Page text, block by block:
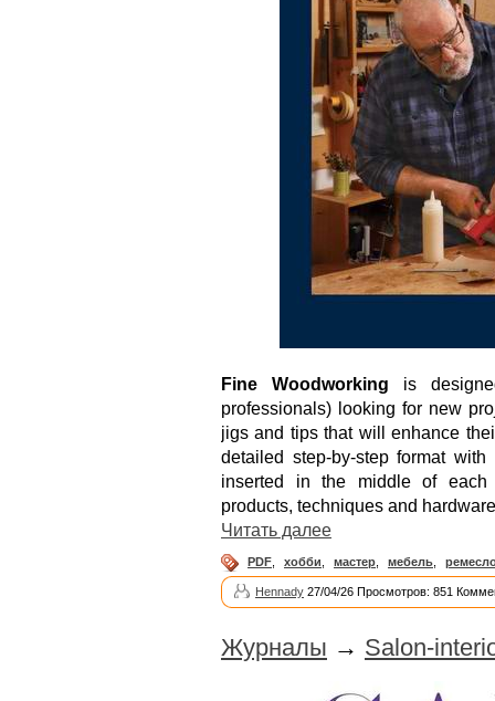
Fine Woodworking is
professionals) looking for new
jigs and tips that will enhance
detailed step-by-step format
inserted in the middle of each
products, techniques and
Читать далее
PDF хобби мастер мебель
Hennady 27/04/26 Просмотров: 851
Журналы → Salon-